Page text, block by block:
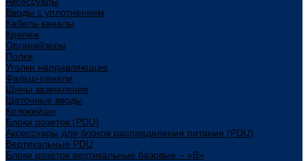
Вводы с уплотнением
Кабель-каналы
Крепеж
Органайзеры
Полки
Уголки направляющие
Фальш-панели
Шины заземления
Щеточные вводы
Колокейшн
Блоки розеток (PDU)
Аксессуары для блоков распределения питания (PDU)
Вертикальные PDU
Блоки розеток вертикальные базовые – «В»